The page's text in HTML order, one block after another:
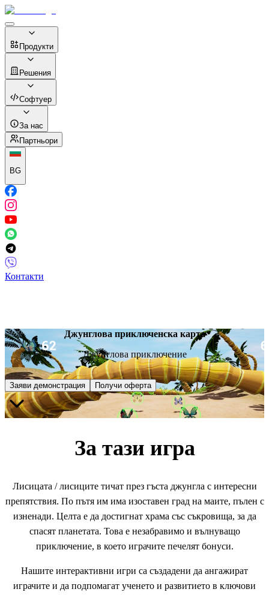
Продукти
Решения
Софтуер
За нас
Партньори
BG
Контакти
Джунглова приключенска карта
Джунглова приключение
Заяви демонстрация Получи оферта
За тази игра
Лисицата / лисиците тичат през гъста джунгла с интересни
препятствия. По пътя им има изоставен град на маите, пълен с
изненади. Целта е да достигнат храма със съкровища, за да
спасят планетата. Това е незабравимо и вълнуващо
приключение, в което играчите печелят бонуси.
Нашите интерактивни игри са създадени да ангажират
играчите и да подпомагат ученето и развитието в ключови